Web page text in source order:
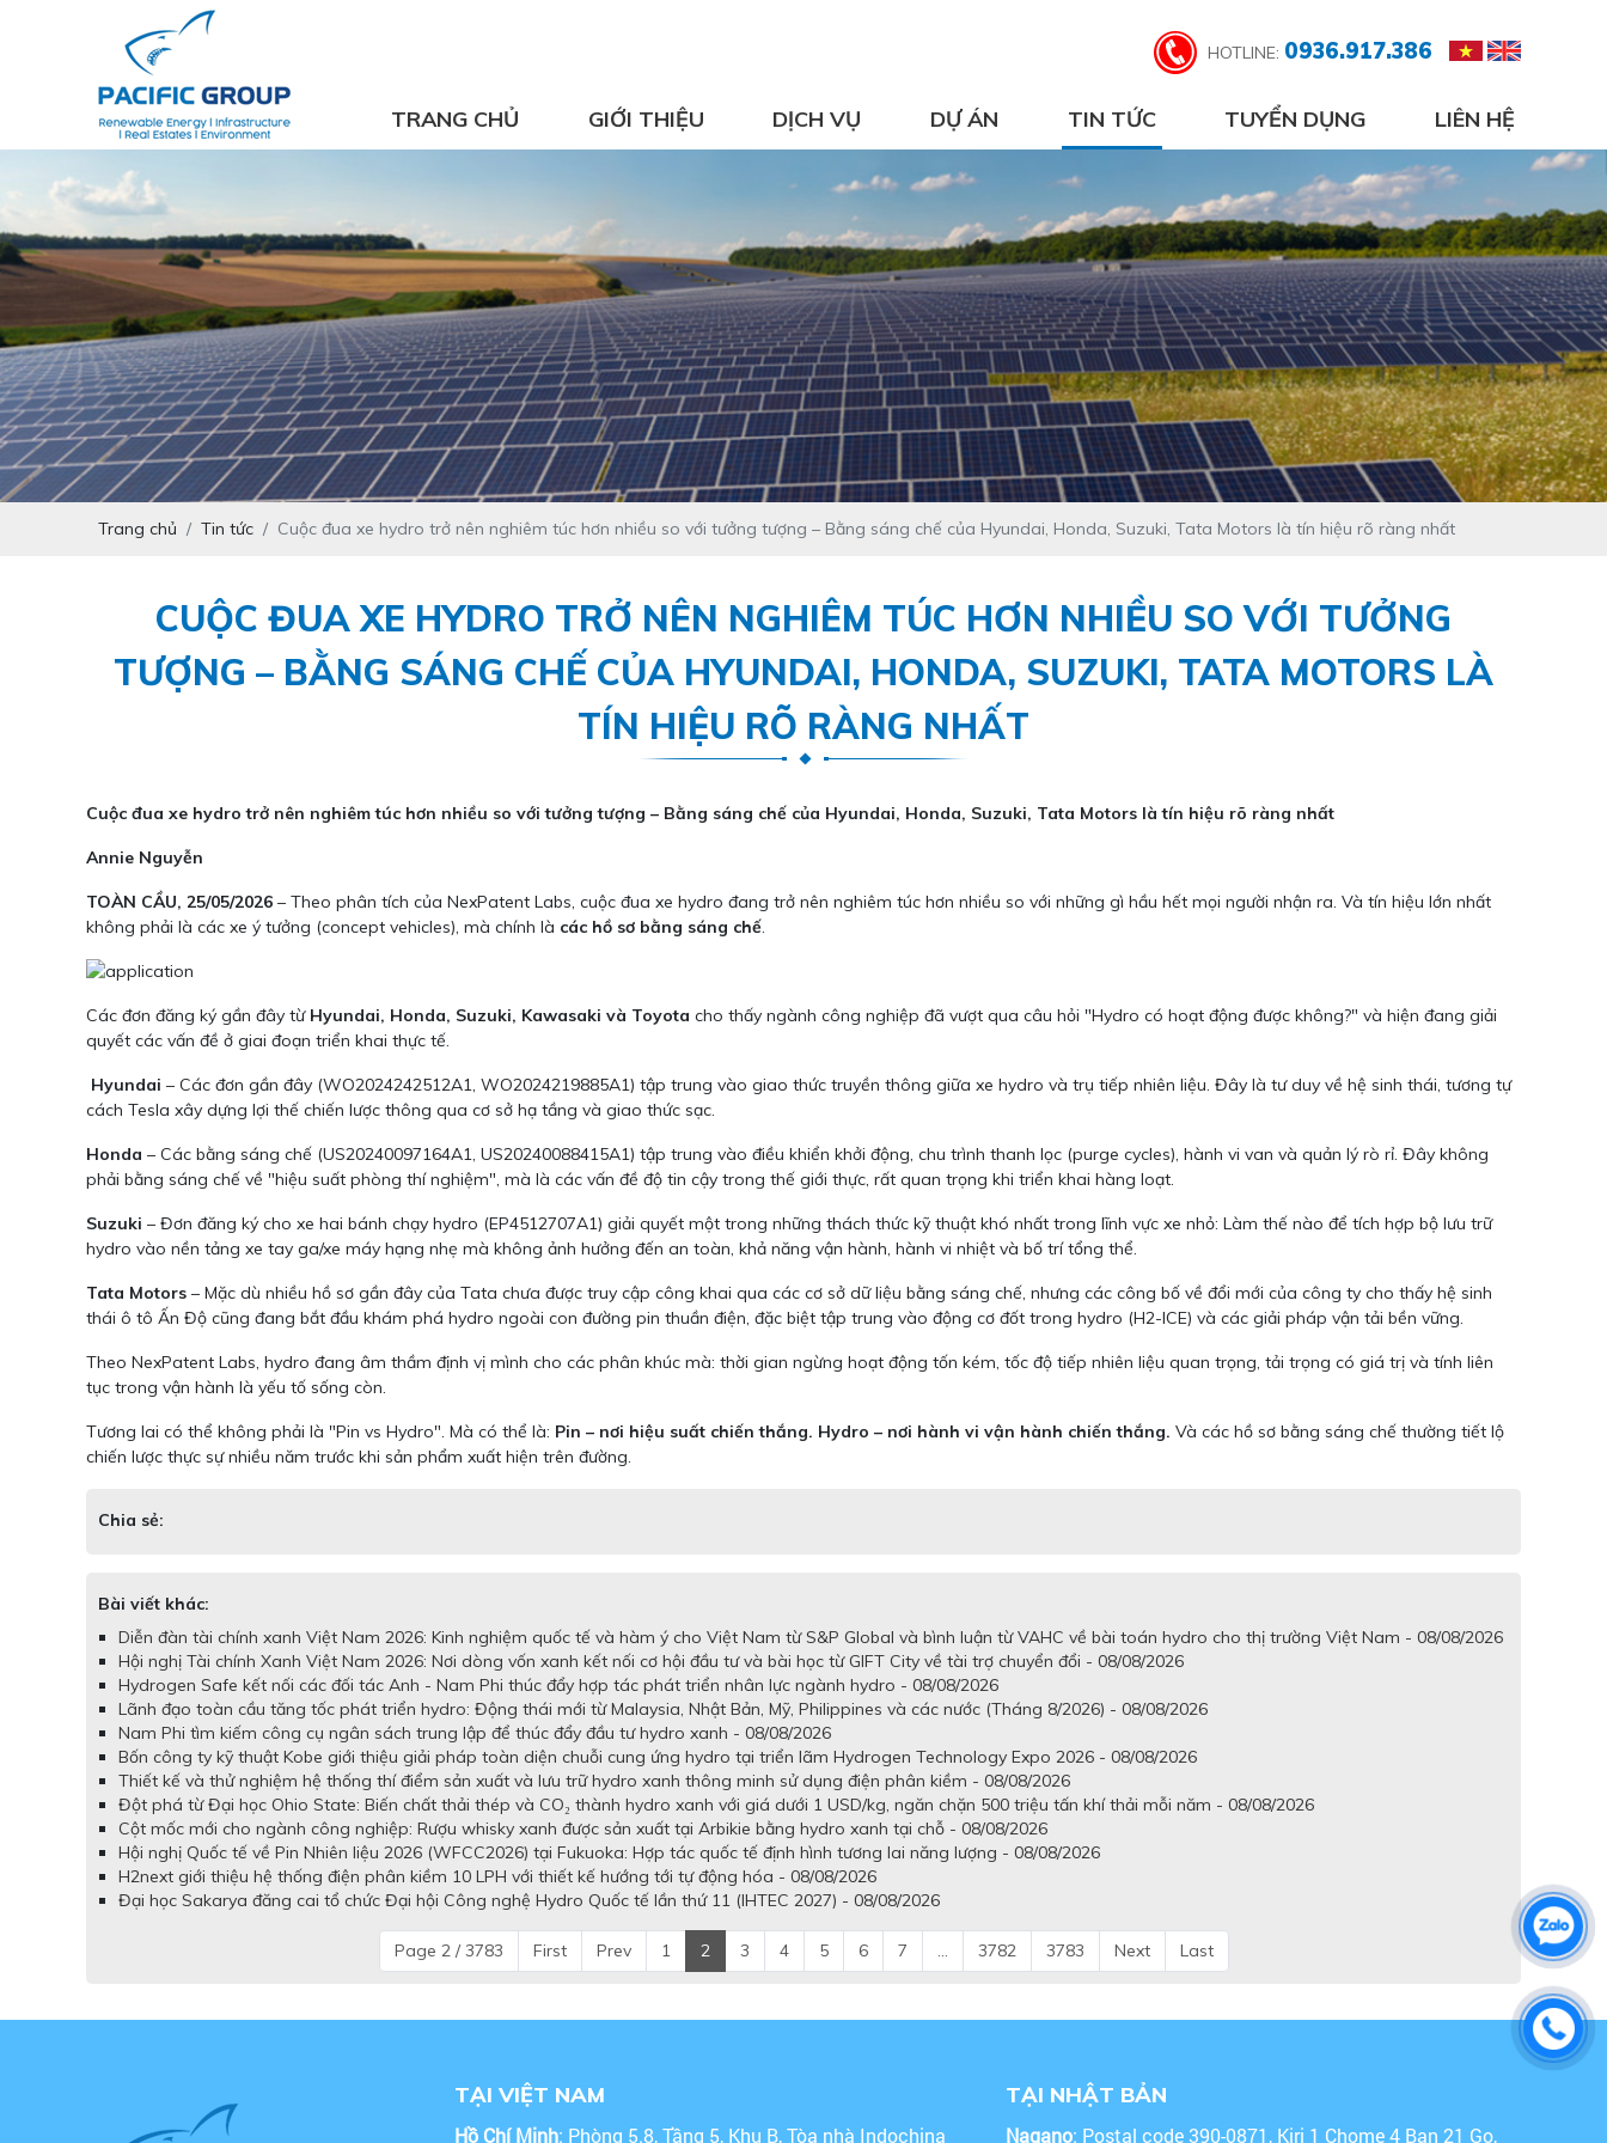
HOTLINE: 0936.917.386
TRANG CHỦ GIỚI THIỆU DỊCH VỤ DỰ ÁN TIN TỨC TUYỂN DỤNG LIÊN HỆ
Trang chủ Tin tức Cuộc đua xe hydro trở nên nghiêm túc hơn nhiều so với tưởng tượng – Bằng sáng chế của Hyundai, Honda, Suzuki, Tata Motors là tín hiệu rõ ràng nhất
CUỘC ĐUA XE HYDRO TRỞ NÊN NGHIÊM TÚC HƠN NHIỀU SO VỚI TƯỞNG
TƯỢNG – BẰNG SÁNG CHẾ CỦA HYUNDAI, HONDA, SUZUKI, TATA MOTORS LÀ
TÍN HIỆU RÕ RÀNG NHẤT
Cuộc đua xe hydro trở nên nghiêm túc hơn nhiều so với tưởng tượng – Bằng sáng chế của Hyundai, Honda, Suzuki, Tata Motors là tín hiệu rõ ràng nhất
Annie Nguyễn
TOÀN CẦU, 25/05/2026 – Theo phân tích của NexPatent Labs, cuộc đua xe hydro đang trở nên nghiêm túc hơn nhiều so với những gì hầu hết mọi người nhận ra. Và tín hiệu lớn nhất
không phải là các xe ý tưởng (concept vehicles), mà chính là các hồ sơ bằng sáng chế.
Các đơn đăng ký gần đây từ Hyundai, Honda, Suzuki, Kawasaki và Toyota cho thấy ngành công nghiệp đã vượt qua câu hỏi "Hydro có hoạt động được không?" và hiện đang giải
quyết các vấn đề ở giai đoạn triển khai thực tế.
Hyundai – Các đơn gần đây (WO2024242512A1, WO2024219885A1) tập trung vào giao thức truyền thông giữa xe hydro và trụ tiếp nhiên liệu. Đây là tư duy về hệ sinh thái, tương tự
cách Tesla xây dựng lợi thế chiến lược thông qua cơ sở hạ tầng và giao thức sạc.
Honda – Các bằng sáng chế (US20240097164A1, US20240088415A1) tập trung vào điều khiển khởi động, chu trình thanh lọc (purge cycles), hành vi van và quản lý rò rỉ. Đây không
phải bằng sáng chế về "hiệu suất phòng thí nghiệm", mà là các vấn đề độ tin cậy trong thế giới thực, rất quan trọng khi triển khai hàng loạt.
Suzuki – Đơn đăng ký cho xe hai bánh chạy hydro (EP4512707A1) giải quyết một trong những thách thức kỹ thuật khó nhất trong lĩnh vực xe nhỏ: Làm thế nào để tích hợp bộ lưu trữ
hydro vào nền tảng xe tay ga/xe máy hạng nhẹ mà không ảnh hưởng đến an toàn, khả năng vận hành, hành vi nhiệt và bố trí tổng thể.
Tata Motors – Mặc dù nhiều hồ sơ gần đây của Tata chưa được truy cập công khai qua các cơ sở dữ liệu bằng sáng chế, nhưng các công bố về đổi mới của công ty cho thấy hệ sinh
thái ô tô Ấn Độ cũng đang bắt đầu khám phá hydro ngoài con đường pin thuần điện, đặc biệt tập trung vào động cơ đốt trong hydro (H2-ICE) và các giải pháp vận tải bền vững.
Theo NexPatent Labs, hydro đang âm thầm định vị mình cho các phân khúc mà: thời gian ngừng hoạt động tốn kém, tốc độ tiếp nhiên liệu quan trọng, tải trọng có giá trị và tính liên
tục trong vận hành là yếu tố sống còn.
Tương lai có thể không phải là "Pin vs Hydro". Mà có thể là: Pin – nơi hiệu suất chiến thắng. Hydro – nơi hành vi vận hành chiến thắng. Và các hồ sơ bằng sáng chế thường tiết lộ
chiến lược thực sự nhiều năm trước khi sản phẩm xuất hiện trên đường.
Chia sẻ:
Bài viết khác:
Diễn đàn tài chính xanh Việt Nam 2026: Kinh nghiệm quốc tế và hàm ý cho Việt Nam từ S&P Global và bình luận từ VAHC về bài toán hydro cho thị trường Việt Nam - 08/08/2026
Hội nghị Tài chính Xanh Việt Nam 2026: Nơi dòng vốn xanh kết nối cơ hội đầu tư và bài học từ GIFT City về tài trợ chuyển đổi - 08/08/2026
Hydrogen Safe kết nối các đối tác Anh - Nam Phi thúc đẩy hợp tác phát triển nhân lực ngành hydro - 08/08/2026
Lãnh đạo toàn cầu tăng tốc phát triển hydro: Động thái mới từ Malaysia, Nhật Bản, Mỹ, Philippines và các nước (Tháng 8/2026) - 08/08/2026
Nam Phi tìm kiếm công cụ ngân sách trung lập để thúc đẩy đầu tư hydro xanh - 08/08/2026
Bốn công ty kỹ thuật Kobe giới thiệu giải pháp toàn diện chuỗi cung ứng hydro tại triển lãm Hydrogen Technology Expo 2026 - 08/08/2026
Thiết kế và thử nghiệm hệ thống thí điểm sản xuất và lưu trữ hydro xanh thông minh sử dụng điện phân kiềm - 08/08/2026
Đột phá từ Đại học Ohio State: Biến chất thải thép và CO₂ thành hydro xanh với giá dưới 1 USD/kg, ngăn chặn 500 triệu tấn khí thải mỗi năm - 08/08/2026
Cột mốc mới cho ngành công nghiệp: Rượu whisky xanh được sản xuất tại Arbikie bằng hydro xanh tại chỗ - 08/08/2026
Hội nghị Quốc tế về Pin Nhiên liệu 2026 (WFCC2026) tại Fukuoka: Hợp tác quốc tế định hình tương lai năng lượng - 08/08/2026
H2next giới thiệu hệ thống điện phân kiềm 10 LPH với thiết kế hướng tới tự động hóa - 08/08/2026
Đại học Sakarya đăng cai tổ chức Đại hội Công nghệ Hydro Quốc tế lần thứ 11 (IHTEC 2027) - 08/08/2026
Page 2 / 3783 First Prev 1 2 3 4 5 6 7 ... 3782 3783 Next Last
TẠI VIỆT NAM
Hồ Chí Minh: Phòng 5.8, Tầng 5, Khu B, Tòa nhà Indochina
TẠI NHẬT BẢN
Nagano: Postal code 390-0871, Kiri 1 Chome 4 Ban 21 Go,